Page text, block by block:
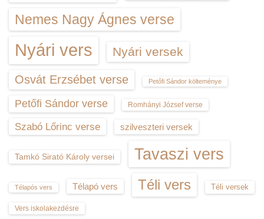
Nemes Nagy Ágnes verse
Nyári vers Nyári versek
Osvát Erzsébet verse Petőfi Sándor költeménye
Petőfi Sándor verse Romhányi József verse
Szabó Lőrinc verse szilveszteri versek
Tamkó Sirató Károly versei Tavaszi vers
Télapós vers Télapó vers Téli vers Téli versek
Vers iskolakezdésre